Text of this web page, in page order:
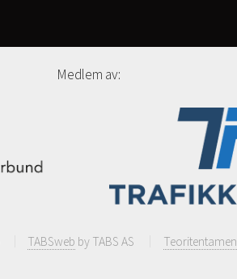
Medlem av:
TABSweb by TABS AS Teoritentamen